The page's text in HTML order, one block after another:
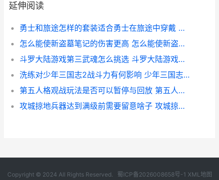
延伸阅读
勇士和旅途怎样的套装适合勇士在旅途中穿戴 勇士和旅途怎样对抗
怎么能使新盗墓笔记的伤害更高 怎么能使新盗墓笔记变好
斗罗大陆游戏第三武魂怎么挑选 斗罗大陆游戏第一次选什么武魂
洗练对少年三国志2战斗力有何影响 少年三国志炼技要诀怎么用
第五人格观战玩法是否可以暂停与回放 第五人格观战玩慈善家怎样把队友照下来用手电筒?
攻城掠地兵器达到满级前需要留意啥子 攻城掠地 兵器
Copyright © 2024 All Rights Reserved. 蜀ICP备2026008658号-1 XML地图